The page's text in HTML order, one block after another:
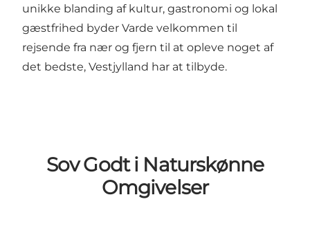
unikke blanding af kultur, gastronomi og lokal
gæstfrihed byder Varde velkommen til
rejsende fra nær og fjern til at opleve noget af
det bedste, Vestjylland har at tilbyde.
Sov Godt i Naturskønne
Omgivelser